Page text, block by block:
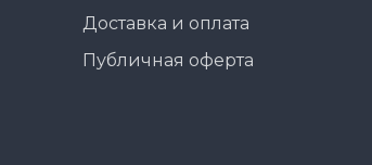
Доставка и оплата
Публичная оферта